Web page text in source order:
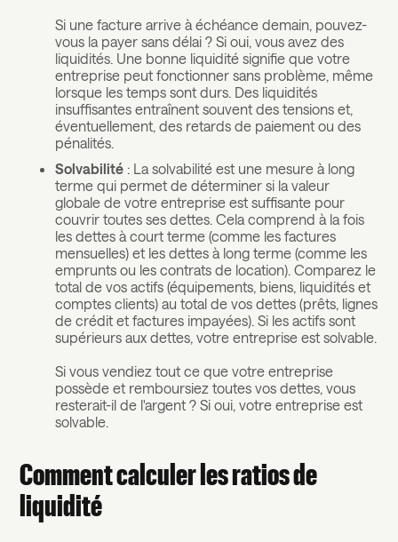
Si une facture arrive à échéance demain, pouvez-
vous la payer sans délai ? Si oui, vous avez des
liquidités. Une bonne liquidité signifie que votre
entreprise peut fonctionner sans problème, même
lorsque les temps sont durs. Des liquidités
insuffisantes entraînent souvent des tensions et,
éventuellement, des retards de paiement ou des
pénalités.
Solvabilité : La solvabilité est une mesure à long
terme qui permet de déterminer si la valeur
globale de votre entreprise est suffisante pour
couvrir toutes ses dettes. Cela comprend à la fois
les dettes à court terme (comme les factures
mensuelles) et les dettes à long terme (comme les
emprunts ou les contrats de location). Comparez le
total de vos actifs (équipements, biens, liquidités et
comptes clients) au total de vos dettes (prêts, lignes
de crédit et factures impayées). Si les actifs sont
supérieurs aux dettes, votre entreprise est solvable.
Si vous vendiez tout ce que votre entreprise
possède et remboursiez toutes vos dettes, vous
resterait-il de l'argent ? Si oui, votre entreprise est
solvable.
Comment calculer les ratios de
liquidité